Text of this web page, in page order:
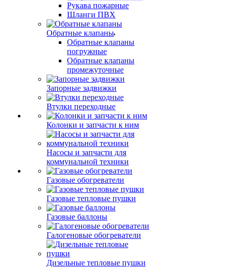
Рукава пожарные
Шланги ПВХ
Обратные клапаны
Обратные клапаны
погружные
Обратные клапаны
промежуточные
Запорные задвижки
Втулки переходные
Колонки и запчасти к ним
Насосы и запчасти для
коммунальной техники
Газовые обогреватели
Газовые тепловые пушки
Газовые баллоны
Галогеновые обогреватели
Дизельные тепловые пушки